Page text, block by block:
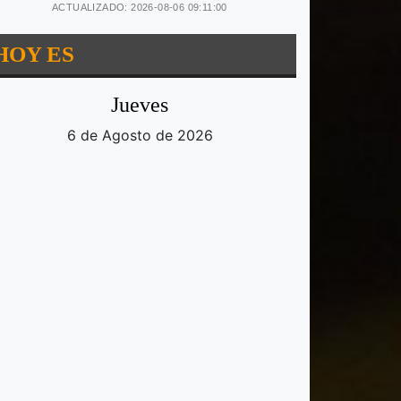
ACTUALIZADO: 2026-08-06 09:11:00
ES
Jueves
6 de Agosto de 2026